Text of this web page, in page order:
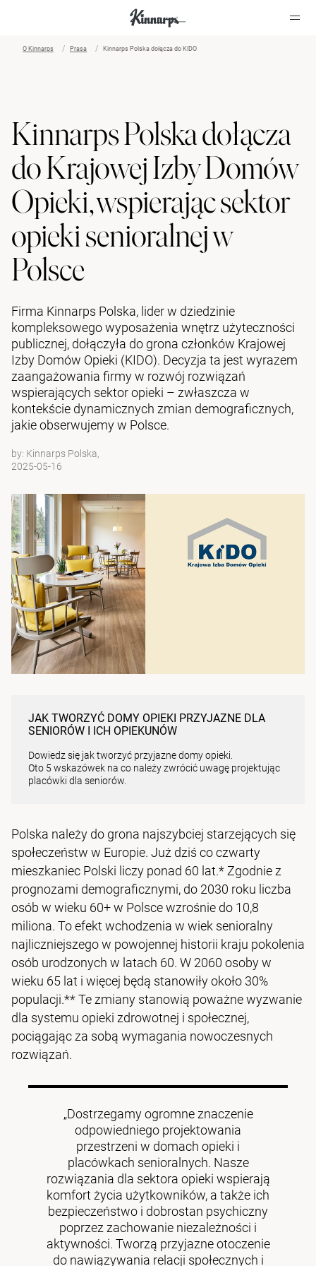
O Kinnarps Prasa Kinnarps Polska dołącza do KIDO
Kinnarps Polska dołącza
do Krajowej Izby Domów
Opieki, wspierając sektor
opieki senioralnej w
Polsce
Firma Kinnarps Polska, lider w dziedzinie
kompleksowego wyposażenia wnętrz użyteczności
publicznej, dołączyła do grona członków Krajowej
Izby Domów Opieki (KIDO). Decyzja ta jest wyrazem
zaangażowania firmy w rozwój rozwiązań
wspierających sektor opieki – zwłaszcza w
kontekście dynamicznych zmian demograficznych,
jakie obserwujemy w Polsce.
by: Kinnarps Polska,
2025-05-16
JAK TWORZYĆ DOMY OPIEKI PRZYJAZNE DLA
SENIORÓW I ICH OPIEKUNÓW
Dowiedz się jak tworzyć przyjazne domy opieki.
Oto 5 wskazówek na co należy zwrócić uwagę projektując
placówki dla seniorów.
Polska należy do grona najszybciej starzejących się
społeczeństw w Europie. Już dziś co czwarty
mieszkaniec Polski liczy ponad 60 lat.* Zgodnie z
prognozami demograficznymi, do 2030 roku liczba
osób w wieku 60+ w Polsce wzrośnie do 10,8
miliona. To efekt wchodzenia w wiek senioralny
najliczniejszego w powojennej historii kraju pokolenia
osób urodzonych w latach 60. W 2060 osoby w
wieku 65 lat i więcej będą stanowiły około 30%
populacji.** Te zmiany stanowią poważne wyzwanie
dla systemu opieki zdrowotnej i społecznej,
pociągając za sobą wymagania nowoczesnych
rozwiązań.
„Dostrzegamy ogromne znaczenie
odpowiedniego projektowania
przestrzeni w domach opieki i
placówkach senioralnych. Nasze
rozwiązania dla sektora opieki wspierają
komfort życia użytkowników, a także ich
bezpieczeństwo i dobrostan psychiczny
poprzez zachowanie niezależności i
aktywności. Tworzą przyjazne otoczenie
do nawiązywania relacji społecznych i